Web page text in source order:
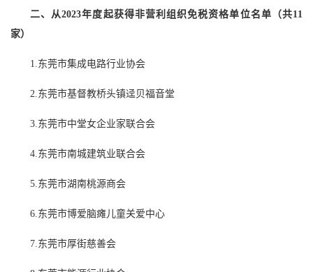
二、从2023年度起获得非营利组织免税资格单位名单（共11
家）
1.东莞市集成电路行业协会
2.东莞市基督教桥头镇迳贝福音堂
3.东莞市中堂女企业家联合会
4.东莞市南城建筑业联合会
5.东莞市湖南桃源商会
6.东莞市博爱脑瘫儿童关爱中心
7.东莞市厚街慈善会